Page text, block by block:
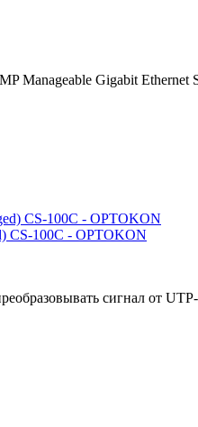
Manageable Gigabit
CS-100C - OPTOKON
сигнал от